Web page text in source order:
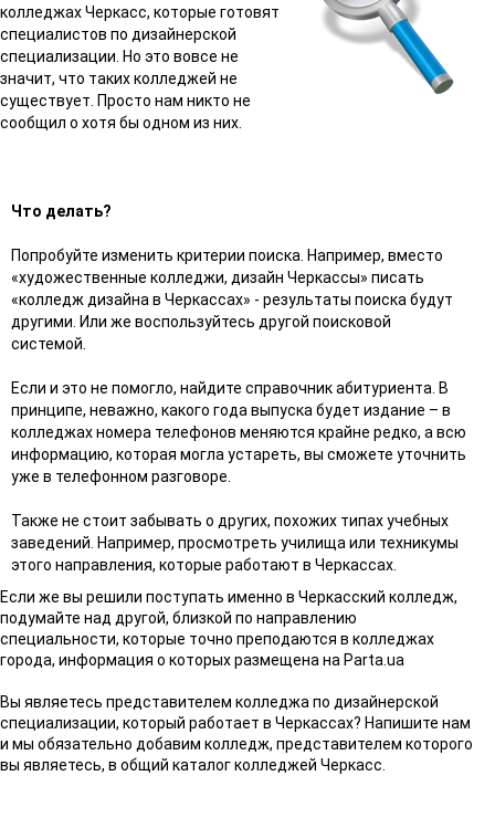
колледжах Черкасс, которые готовят
специалистов по дизайнерской
специализации. Но это вовсе не
значит, что таких колледжей не
существует. Просто нам никто не
сообщил о хотя бы одном из них.
Что делать?
Попробуйте изменить критерии поиска. Например, вместо
«художественные колледжи, дизайн Черкассы» писать
«колледж дизайна в Черкассах» - результаты поиска будут
другими. Или же воспользуйтесь другой поисковой
системой.
Если и это не помогло, найдите справочник абитуриента. В
принципе, неважно, какого года выпуска будет издание – в
колледжах номера телефонов меняются крайне редко, а всю
информацию, которая могла устареть, вы сможете уточнить
уже в телефонном разговоре.
Также не стоит забывать о других, похожих типах учебных
заведений. Например, просмотреть училища или техникумы
этого направления, которые работают в Черкассах.
Если же вы решили поступать именно в Черкасский колледж,
подумайте над другой, близкой по направлению
специальности, которые точно преподаются в колледжах
города, информация о которых размещена на Parta.ua
Вы являетесь представителем колледжа по дизайнерской
специализации, который работает в Черкассах? Напишите нам
и мы обязательно добавим колледж, представителем которого
вы являетесь, в общий каталог колледжей Черкасс.